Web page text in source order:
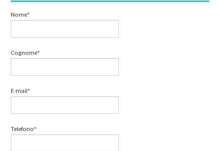
Nome*
Cognome*
E-mail*
Telefono*